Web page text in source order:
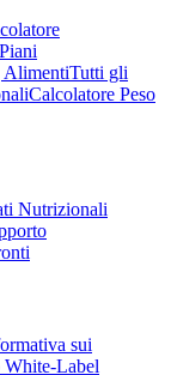
Tutti gli
Calcolatore Peso
Nutrizionali
sui
Label